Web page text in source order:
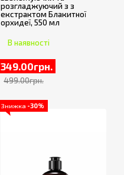
розгладжуючий з з
екстрактом Блакитної
орхидеї, 550 мл
В наявності
349.00грн.
499.00грн.
Знижка -30%